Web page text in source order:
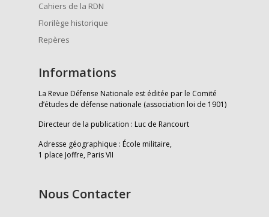
Cahiers de la RDN
Florilège historique
Repères
Informations
La Revue Défense Nationale est éditée par le Comité
d’études de défense nationale (association loi de 1901)
Directeur de la publication : Luc de Rancourt
Adresse géographique : École militaire,
1 place Joffre, Paris VII
Nous Contacter